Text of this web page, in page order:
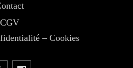
CGV
– Cookies